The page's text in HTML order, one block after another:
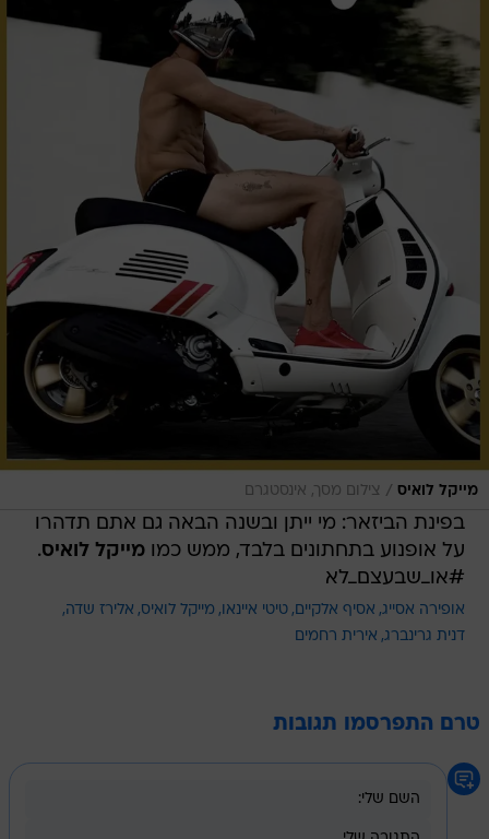
מייקל לואיס / צילום מסך, אינסטגרם
בפינת הביזאר: מי ייתן ובשנה הבאה גם אתם תדהרו
על אופנוע בתחתונים בלבד, ממש כמומייקל לואיס.
#או_שבעצם_לא
אופירה אסייג אסיף אלקיים טיטי איינאו מייקל לואיס
אלירז שדה
דנית גרינברג אירית רחמים
טרם התפרסמו תגובות